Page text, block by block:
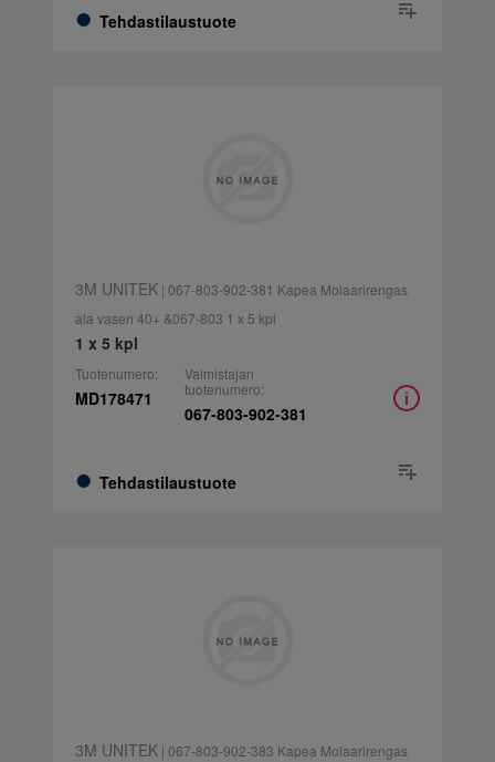
Tehdastilaustuote
3M UNITEK| 067-803-902-381 Kapea Molaarirengas
ala vasen 40+ &067-803 1 x 5 kpl
1 x 5 kpl
Tuotenumero:
MD178471
Tehdastilaustuote
Valmistajan
tuotenumero:
067-803-902-381
3M UNITEK| 067-803-902-383 Kapea Molaarirengas